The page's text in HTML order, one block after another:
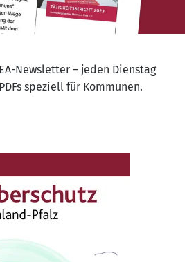
Newsletter – jeden Dienstag
speziell für Kommunen.